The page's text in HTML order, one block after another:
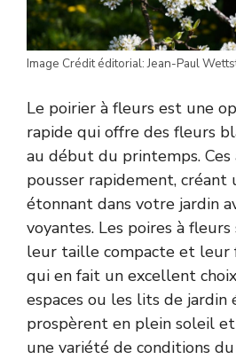
Image Crédit éditorial: Jean-Paul
Le poirier à fleurs est une
rapide qui offre des fleurs
au début du printemps.
pousser rapidement, créant
étonnant dans votre jardin
voyantes. Les poires à
leur taille compacte et leur
qui en fait un excellent
espaces ou les lits de jardin
prospèrent en plein soleil
une variété de conditions